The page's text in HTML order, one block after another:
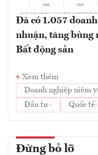
Đã có 1.057
nhuận, tăng bùng
Bất động sản
Xem thêm
Doanh nghiệp niêm
Đầu tư
Quốc tế
Đừng bỏ lỡ